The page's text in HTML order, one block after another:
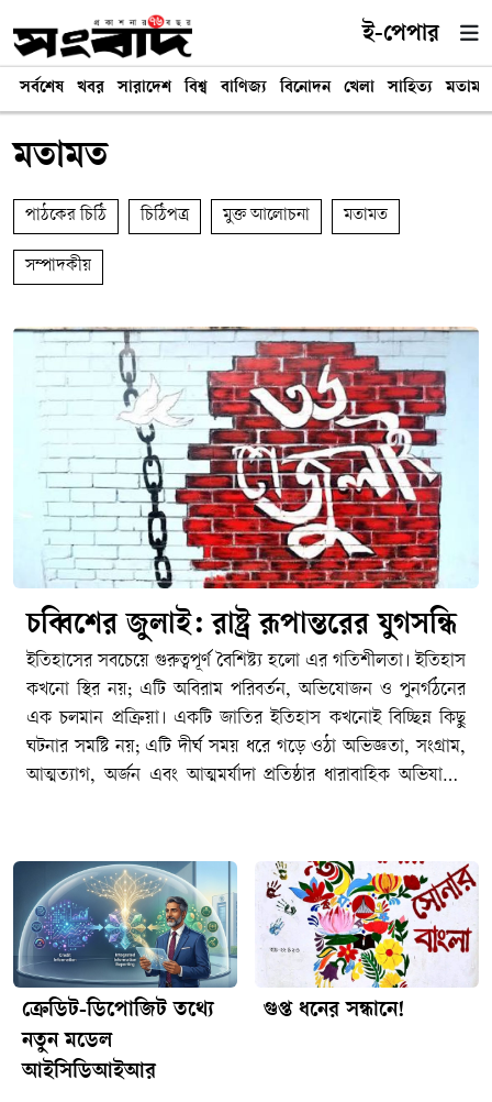
ই-পেপার
সর্বশেষ খবর সারাদেশ বিশ্ব বাণিজ্য বিনোদন খেলা সাহিত্য মতামত
মতামত
পাঠকের চিঠি চিঠিপত্র মুক্ত আলোচনা মতামত
সম্পাদকীয়
চব্বিশের জুলাই: রাষ্ট্র রূপান্তরের যুগসন্ধি
ইতিহাসের সবচেয়ে গুরুত্বপূর্ণ বৈশিষ্ট্য হলো এর গতিশীলতা। ইতিহাস কখনো স্থির নয়; এটি অবিরাম পরিবর্তন, অভিযোজন ও পুনর্গঠনের এক চলমান প্রক্রিয়া। একটি জাতির ইতিহাস কখনোই বিচ্ছিন্ন কিছু ঘটনার সমষ্টি নয়; এটি দীর্ঘ সময় ধরে গড়ে ওঠা অভিজ্ঞতা, সংগ্রাম, আত্মত্যাগ, অর্জন এবং আত্মমর্যাদা প্রতিষ্ঠার ধারাবাহিক অভিযাত্রা। কোনো জাতি, সমাজ কিংবা রাষ্ট্র একটি নির্দিষ্ট অবস্থায় দীর্ঘকাল টিকে থাকতে পারে না। সময়ের প্রবাহে নতুন বাস্তবতা, নতুন চ্যালেঞ্জ, নতুন সংকট এবং নতুন প্রত্যাশার মুখোমুখি হতে হয়। সেই পরিবর্তিত বাস্তবতার সঙ্গে খাপ খাইয়ে নেয়ার সক্ষমতাই নির্ধারণ করে একটি জাতির অগ্রযাত্রার দিকনির্দেশনা। যে জাতি অতীতের অভিজ্ঞতা ও অর্জনকে শক্তিতে রূপান্তরিত করে ভবিষ্যতের দিকে এগিয়ে যেতে পারে, ইতিহাস শেষ পর্যন্ত তাদের পক্ষেই কথা বলে। পক্ষান্তরে, যে জাতি অতীতের গৌরবকে ভবিষ্যৎ নির্মাণের প্রেরণা হিসেবে গ্রহণ না করে রাজনৈতিক প্রতিদ্বন্দ্বিতার অস্ত্রে পরিণত করে, নিজেদের মধ্যে বিভেদ ও দ্বন্দ্বকে স্থায়ী করে তোলে, তারা একসময় অগ্রগতির পথ হারিয়ে ফেলে। ইতিহাসের শিক্ষা হলো অতীতকে অস্বীকার করা যেমন আত্মঘাতী, তেমনি অতীতের মধ্যেই বন্দী হয়ে থাকাও সমান ক্ষতিকর।পলাশী-উত্তর বাংলাদেশের ইতিহাস মূলত সংগ্রামের ইতিহাস। ১৯৪৭-পূর্ব ঔপনিবেশিক শাসনের বিরুদ্ধে অব্যাহত প্রতিরোধ ও স্বাধীনতার সংগ্রাম, তারপর ১৯৭৪-উত্তর ভাষার জন্য সংগ্রাম, রাজনৈতিক অধিকারের জন্য সংগ্রাম, অর্থনৈতিক বৈষম্যের বিরুদ্ধে সংগ্রাম, সাংস্কৃতিক স্বাতন্ত্র্য রক্ষার সংগ্রাম, আত্মনিয়ন্ত্রণের তথা স্বাধিকারের সংগ্রাম এবং শেষ পর্যন্ত স্বাধীন রাষ্ট্র প্রতিষ্ঠার সংগ্রাম- এর সবকিছু মিলিয়েই আমাদের জাতীয় ইতিহাস নির্মিত হয়েছে। এ ইতিহাসের প্রতিটি গুরুত্বপূর্ণ অধ্যায় পূর্ববর্তী অধ্যায়ের ওপর ভিত্তি করে গড়ে উঠেছে। ১৯৫২-এর ভাষা আন্দোলন ভাষাভিত্তিক বাঙালি জাতীয়তার আত্মপরিচয়ের ভিত্তি নির্মাণ করেছে; ১৯৬৬-এর ছয় দফা আন্দোলন রাজনৈতিক স্বায়ত্তশাসনের দাবিকে সুসংহত করেছে; ১৯৬৯-এর গণঅভ্যুত্থান গণশক্তির সক্ষমতাকে প্রকাশ করেছে; আর ১৯৭১ সালের মহান স্বাধীনতা যুদ্ধ সেই দীর্ঘ সংগ্রামকে স্বাধীন রাষ্ট্র প্রতিষ্ঠার মধ্য দিয়ে পরিণতি দিয়েছে। নিঃসন্দেহে স্বাধীনতা যুদ্ধ আমাদের জাতীয় জীবনের সবচেয়ে গৌরবময় এবং নির্ধারক মাইলফলক, যার মাধ্যমে আমাদের রাজনৈতিক স্বাধীনতা অর্জিত হয়েছে এবং বিশ্ব মানচিত্রে বাংলাদেশ একটি সার্বভৌম রাষ্ট্র হিসেবে আত্মপ্রকাশ করেছে।কিন্তু আমাদের মনে রাখতে হবে যে, একটা জাতির ইতিহাসের পথচলা কোনো একক ঘটনার মধ্যেই থেমে থাকে না। ১৭৫৭ সালের পলাশীর প্রান্তরে নবাব সিরাজ-উদ্দৌলার পরাজয় যেমন এই অঞ্চলে একটি দীর্ঘ ঔপনিবেশিক শাসনের সূচনা করেছিল এবং তার অভিঘাত শতাব্দীর পর শতাব্দী ধরে জাতির জীবনকে প্রভাবিত করেছে, তেমনি ১৯৭১ সালের বিজয়ও কোনো চূড়ান্ত সমাপ্তি ছিল না। স্বাধীনতা অর্জনের মাধ্যমে একটি জাতি রাষ্ট্র প্রতিষ্ঠার সুযোগ পায়, কিন্তু সেই রাষ্ট্রকে কতটা ন্যায়ভিত্তিক, গণতান্ত্রিক, জবাবদিহিমূলক ও বৈষম্যহীন করা যাবে সেই প্রশ্নের উত্তর খুঁজে বের করার সংগ্রাম তখনই শুরু হয়। রাষ্ট্রবিজ্ঞানীরা প্রায়ই বলেন, স্বাধীনতা একটি ঘটনা; কিন্তু ন্যায়ভিত্তিক রাষ্ট্র বিনির্মাণ একটি দীর্ঘমেয়াদি প্রক্রিয়া। সেই প্রক্রিয়ায় কখনো অগ্রগতি আসে, কখনো পশ্চাৎপদতা দেখা দেয়; কখনো জনগণের আকাক্সক্ষা রাষ্ট্রকে সামনে এগিয়ে নেয়, আবার কখনো ক্ষমতার কেন্দ্রীভবন সেই অগ্রযাত্রাকে বাধাগ্রস্ত করে। রাষ্ট্রযন্ত্রের স্বৈরাচারী ভূমিকায় জালেম শাসক শ্রেণীর যাতাকলে পিষ্ট মজলুম জনগণ মুক্তির পথ খোঁজে গণঅভ্যুত্থান কিংবা বিপ্লবের পথে। এই কারণেই স্বাধীনতা কোনো গন্তব্য নয়; এটি রাষ্ট্র হিসেবে নিজস্ব সার্বভৌমত্ব, জনগণের অধিকার এবং ন্যায়বিচার প্রতিষ্ঠার দীর্ঘ যাত্রার সূচনা মাত্র। একটি জাতির ইতিহাসের ক্রমধারায় নতুন নতুন প্রজন্মের আবির্ভাব ঘটে, এবং তাদের সামনে নতুন প্রশ্ন ও নতুন চ্যালেঞ্জ উপস্থিত হয়। ফলে স্বাধীনতার মৌলিক চেতনা তথা মানবিক মর্যাদা, রাজনৈতিক স্বাধীনতা, সামাজিক ন্যায়বিচার ও অর্থনৈতিক সাম্য প্রভৃতি বিষয় প্রতিটি যুগে নতুন বাস্তবতায় নতুনভাবে ব্যাখ্যা ও বাস্তবায়নের দাবি তোলে। বাংলাদেশের ইতিহাসও সেই ধারাবাহিকতার বাইরে নয়। তাই আমাদের জাতীয় ইতিহাসকে কোনো বিচ্ছিন্ন ঘটনার সমষ্টি হিসেবে নয়, বরং একটি চলমান অভিযাত্রা হিসেবে দেখতে হবে যেখানে প্রতিটি সংগ্রাম পূর্ববর্তী সংগ্রামের উত্তরাধিকার বহন করে এবং পরবর্তী সংগ্রামের ভিত্তি নির্মাণ করে। এই ধারাবাহিক ঐতিহাসিক প্রবাহের মধ্যেই ২০২৪ সালের জুলাই গণঅভ্যুত্থানের তাৎপর্য অনুধাবন করতে হবে; একটি প্রতিদ্বন্দ্বী ইতিহাস হিসেবে নয়, বরং বাংলাদেশের রাষ্ট্রযন্ত্র ও সমাজকে আরও ন্যায়ভিত্তিক, বৈষম্যহীন ও স্বৈরাচারমুক্ত করার দীর্ঘ অভিযাত্রার একটি নতুন অধ্যায় হিসেবে।বিশ্ব ইতিহাসের দিকে তাকালেও আমরা একই বাস্তবতা দেখতে পাই। কোনো জাতির ইতিহাসে একটি বড় অর্জন কখনোই চূড়ান্ত পরিণতি নয়; বরং তা নতুন সংগ্রাম, নতুন দায়িত্ব এবং নতুন প্রত্যাশার সূচনা করে। ১৭৭৬ সালের আমেরিকার স্বাধীনতা যুদ্ধ ব্রিটিশ ঔপনিবেশিক শাসন থেকে মুক্তির পথ খুলে দিলেও সেখানে নাগরিক অধিকার, বর্ণসমতা এবং গণতান্ত্রিক অন্তর্ভুক্তির প্রশ্নে দীর্ঘ সংগ্রাম অব্যাহত ছিল। স্বাধীনতার প্রায় দুই শতাব্দী পরও আফ্রিকান-আমেরিকানদের অধিকার প্রতিষ্ঠার জন্য মার্টিন লুথার কিং জুনিয়রের নেতৃত্বে ব্যাপক নাগরিক অধিকার আন্দোলন গড়ে উঠতে হয়েছে। একইভাবে ১৭৮৯ সালের ফরাসি বিপ্লব স্বাধীনতা, সাম্য ও ভ্রাতৃত্বের মহান আদর্শ সামনে নিয়ে এলেও গণতন্ত্র, মানবাধিকার এবং প্রজাতান্ত্রিক মূল্যবোধকে সুসংহত করতে ফরাসি সমাজকে বহু উত্থান-পতন, সংঘাত ও পুনর্গঠনের মধ্য দিয়ে অগ্রসর হতে হয়েছে। দক্ষিণ আফ্রিকায় বর্ণবাদবিরোধী সংগ্রামের মাধ্যমে রাজনৈতিক মুক্তি অর্জনের পরও সামাজিক ন্যায়বিচার, অর্থনৈতিক বৈষম্য দূরীকরণ এবং অন্তর্ভুক্তিমূলক রাষ্ট্র গঠনের প্রশ্নে নতুন সংগ্রামের সূচনা হয়েছে। ইতিহাসের এই অভিজ্ঞতাগুলো আমাদের শেখায় যে রাজনৈতিক মুক্তি একটি গুরুত্বপূর্ণ অর্জন, কিন্তু সেই অর্জনের প্রকৃত মূল্য নির্ধারিত হয় পরবর্তী রাষ্ট্রগঠন প্রক্রিয়ার মাধ্যমে।ইতিহাসের প্রতিটি বিজয় নতুন দায়িত্বের জন্ম দেয়, প্রতিটি অর্জন নতুন প্রত্যাশাকে সামনে নিয়ে আসে। কোনো জাতি যদি অর্জনের স্মৃতিকে সংরক্ষণ করেই সন্তুষ্ট থাকে, কিন্তু সেই অর্জনের অন্তর্নিহিত আদর্শ বাস্তবায়নের পথে অগ্রসর না হয়, তাহলে ইতিহাসের অগ্রযাত্রা থমকে যায়। বাংলাদেশের ক্ষেত্রেও এর ব্যতিক্রম হওয়ার কোনো কারণ নেই। ১৯৭১ সালে স্বাধীন রাষ্ট্র প্রতিষ্ঠার মধ্য দিয়ে গণতন্ত্র, সাম্য, মানবিক মর্যাদা ও সামাজিক ন্যায়বিচারের যে স্বপ্ন জনগণ লালন করেছিল তার পূর্ণ বাস্তবায়ন এখনও একটি চলমান প্রক্রিয়া। ফলে রাষ্ট্র ও সমাজের ভেতরে যখনই সেই আকাক্সক্ষার সঙ্গে বাস্তবতার ফারাক বেড়েছে, তখনই নতুন করে পরিবর্তনের দাবি উত্থাপিত হয়েছে। এই প্রেক্ষাপটে ২০২৪ সালের গণঅভ্যুত্থানকে কোনো বিচ্ছিন্ন ঘটনা, আকস্মিক বিস্ফোরণ বা সাময়িক রাজনৈতিক প্রতিক্রিয়া হিসেবে দেখার সুযোগ নেই। বরং এটি বাংলাদেশের রাষ্ট্র, সমাজ এবং রাজনৈতিক সংস্কৃতির দীর্ঘ বিবর্তনধারার একটি গুরুত্বপূর্ণ মাইলফলক ও বিশেষ অধ্যায়। এটি এমন এক ঐতিহাসিক মুহূর্ত, যখন নতুন প্রজন্ম রাষ্ট্রের সামনে জবাবদিহিতা, ন্যায়বিচার, বৈষম্যহীনতা, ন্যায্য অধিকার এবং নাগরিক মর্যাদার প্রশ্নগুলোকে নতুন করে উত্থাপন করেছে। যে প্রশ্নগুলো এক অর্থে স্বাধীনতার মূল চেতনার সঙ্গেই সম্পর্কযুক্ত, কিন্তু সময়ের পরিবর্তনের সঙ্গে নতুন ভাষা, নতুন অভিজ্ঞতা এবং নতুন বাস্তবতার আলোকে পুনরায় উচ্চারিত হয়েছে।২০২৪-এর এই গণঅভ্যুত্থান বিশেষভাবে তরুণ প্রজন্মের সেই ঐতিহাসিক ভূমিকাকে সামনে নিয়ে এসেছে, যা যুগে যুগে সামাজিক ও রাজনৈতিক পরিবর্তনের প্রধান চালিকাশক্তি হিসেবে কাজ করেছে। ইতিহাস সাক্ষ্য দেয়, রাষ্ট্রীয় প্রতিষ্ঠানগুলো যখন জনগণের প্রত্যাশা পূরণে ব্যর্থ হয়, যখন ক্ষমতার কেন্দ্রীভবন জবাবদিহিতার পরিসর সংকুচিত করে, যখন নাগরিক অংশগ্রহণের সুযোগ সীমিত হয়ে পড়ে এবং যখন ন্যায়বিচারের প্রতি মানুষের আস্থা দুর্বল হতে থাকে, তখন পরিবর্তনের দাবি সবচেয়ে জোরালোভাবে উচ্চারিত হয় তরুণদের কণ্ঠে। কারণ তরুণেরা কেবল বর্তমানের প্রতিনিধিত্ব করে না; তারা ভবিষ্যতের দাবিদার এবং অংশীদারও বটে। তাদের স্বপ্ন, প্রত্যাশা এবং বঞ্চনার অভিজ্ঞতা সমাজের গভীর পরিবর্তনের আকাক্সক্ষাকে দৃশ্যমান করে তোলে। ফলে ইতিহাসের প্রতিটি যুগান্তকারী পরিবর্তনের পেছনে তরুণদের সক্রিয় উপস্থিতি লক্ষ্য করা যায়। ঔপনিবেশিক শাসনের বিরুদ্ধে সংগ্রাম, ভাষা আন্দোলন, ঊনসত্তরের গণঅভ্যুত্থান, মহান স্বাধীনতা যুদ্ধ কিংবা বিশ্বের বিভিন্ন দেশে গণতন্ত্র ও মানবাধিকারের আন্দোলন সব ক্ষেত্রেই তরুণরাই অগ্রণীর ভূমিকা পালন করেছে। তারাই সাহসিকতার সঙ্গে প্রচলিত বাস্তবতাকে প্রশ্ন করেছে, অন্যায়ের বিরুদ্ধে দাঁড়িয়েছে এবং প্রয়োজন হলে আত্মত্যাগের মাধ্যমে ইতিহাসের গতিপথ পরিবর্তন করেছে। বাংলাদেশের রাজনৈতিক পটপরিবর্তনে ২০২৪ সালের জুলাইয়ের ছাত্র আন্দোলনও সেই দীর্ঘ ঐতিহাসিক ধারারই অংশ, যেখানে নতুন প্রজন্ম কেবল একটি তাৎক্ষণিক দাবির জন্য নয়, বরং রাষ্ট্র ও সমাজের চরিত্র নিয়ে একটি বৃহত্তর প্রশ্ন উত্থাপন করেছে। সেই কারণেই জুলাইয়ের গণঅভ্যুত্থানের তাৎপর্য কেবল একটি রাজনৈতিক ঘটনার মধ্যে সীমাবদ্ধ নয়; এটি রাষ্ট্রের ভবিষ্যৎ বিনির্মাণ নিয়ে জনগণের নতুন আকাঙ্ক্ষা এবং বিশেষত তরুণ প্রজন্মের ঐতিহাসিক আত্মপ্রকাশের এক গুরুত্বপূর্ণ দলিল। আমাদের জাতীয় জীবনের প্রায় প্রতিটি যুগান্তকারী অধ্যায়ের কেন্দ্রবিন্দুতে ছিল তরুণদের সাহস, স্বপ্ন এবং আত্মত্যাগ। ১৯৫২ সালের ভাষা আন্দোলনে রাষ্ট্রীয় দমন-পীড়নের মুখেও তরুণ ছাত্রসমাজ মাতৃভাষার অধিকার প্রতিষ্ঠার জন্য জীবন উৎসর্গ করেছে। ১৯৬৯-এর গণঅভ্যুত্থানে তারুণ্যের নেতৃত্বেই স্বৈরশাসনের ভিত কেঁপে উঠেছিল। ১৯৭১ সালের মহান স্বাধীনতা যুদ্ধে অসংখ্য তরুণ অস্ত্র হাতে নিয়ে স্বাধীনতার জন্য জীবন বাজি রেখেছিল। ১৯৯০ সালের স্বৈরাচারবিরোধী আন্দোলনেও ছাত্রসমাজ গণতন্ত্র পুনরুদ্ধারের সংগ্রামে অগ্রণী ভূমিকা পালন করে। একই ধারাবাহিকতায় ২০২৪ সালের ছাত্র-জনতার গণআন্দোলনও প্রমাণ করেছে যে বাংলাদেশের ইতিহাসে পরিবর্তনের সবচেয়ে শক্তিশালী চালিকাশক্তি এখনও তরুণ প্রজন্ম। যুগ বদলেছে, প্রেক্ষাপট বদলেছে, কিন্তু ন্যায়, মর্যাদা এবং অধিকারের প্রশ্নে তারুণ্যের ঐতিহাসিক ভূমিকা অপরিবর্তিত রয়েছে।সঙ্গত কারণে তরুণেরা সাধারণত বিদ্যমান ব্যবস্থাকে প্রশ্ন করার সাহস রাখে। তারা প্রতিষ্ঠিত সত্য তথা বন্দোবস্তকে অন্ধভাবে মেনে নিতে চায় না; বরং বাস্তবতার সঙ্গে আদর্শের ফারাককে চিহ্নিত করতে চায়। তাদের মধ্যে ভবিষ্যৎ কল্পনার শক্তি থাকে, নতুন সম্ভাবনা নির্মাণের সাহস থাকে এবং প্রয়োজন হলে ব্যক্তিগত ঝুঁকি গ্রহণের মানসিকতাও থাকে। জার্মান বংশোদ্ভুত মার্কিন রাজনৈতিক তাত্ত্বিক হানা আরেন্টের (১৯০৬-১৯৭৫) মতে, প্রতিটি নতুন প্রজন্ম পৃথিবীতে নতুন সূচনার সম্ভাবনা নিয়ে আসে। ইতিহাসের নানা পর্যায়ে আমরা দেখেছি, সমাজ যখন স্থবির হয়ে পড়ে বা রাষ্ট্র যখন জনগণের আকাঙ্ক্ষা থেকে বিচ্ছিন্ন হতে শুরু করে, তখন সেই নতুন সূচনার আহ্বান সবচেয়ে প্রবলভাবে এসেছে তরুণদের কাছ থেকেই। বাংলাদেশের জুলাই অভ্যুত্থানও সেই অর্থে কেবল একটি রাজনৈতিক প্রতিবাদ ছিল না; এটি ছিল নতুন প্রজন্মের পক্ষ থেকে রাষ্ট্রের উদ্দেশে একটি মৌলিক প্রশ্ন: রাষ্ট্র কার জন্য, ক্ষমতা কার স্বার্থে এবং স্বাধীনতার প্রকৃত অর্থ কী? সে যাই হোক, ইতিহাসের আরেকটি গুরুত্বপূর্ণ বাস্তবতাও আমাদের স্মরণে রাখতে হবে। ইতিহাস কেবল অতীতের ঘটনা-পরম্পরা নয়; এটি বর্তমানের রাজনীতিরও একটি গুরুত্বপূর্ণ ক্ষেত্র। ক্ষমতার রাজনীতিতে অতীতের স্মৃতি প্রায়ই মূল্যবান সম্পদে পরিণত হয়। ইতিহাস তখন শুধু গবেষণা, বিশ্লেষণ বা শিক্ষা গ্রহণের বিষয় থাকে না; বরং রাজনৈতিক বৈধতা অর্জন, জনসমর্থন সংগঠিত করা এবং নৈতিক কর্তৃত্ব প্রতিষ্ঠার একটি কার্যকর হাতিয়ার হয়ে ওঠে। ফরাসি সমাজবিজ্ঞানী পিয়েরে বুর্দিয়োর (১৯৩০-২০০২) ভাষায়, এটি এক ধরনের ‘প্রতীকী পুঁজি’ (সিম্বোলিক ক্যাপিটাল), যার মাধ্যমে ব
ক্রেডিট-ডিপোজিট তথ্যে
নতুন মডেল
আইসিডিআইআর
গুপ্ত ধনের সন্ধানে!